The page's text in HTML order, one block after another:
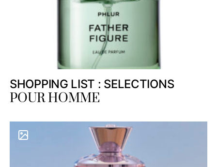
SHOPPING LIST : SELECTIONS
POUR HOMME